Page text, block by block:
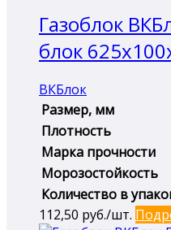
Газоблок
блок
ВКБлок
Размер, мм
Плотность
Марка прочности
Морозостойкость
Количество в
112,50 руб./шт.